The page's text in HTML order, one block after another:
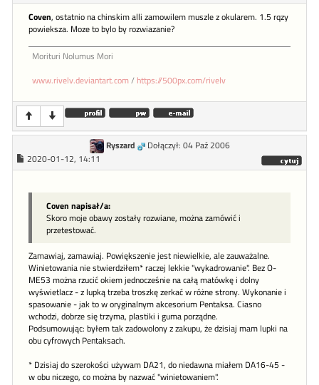
Coven, ostatnio na chinskim alli zamowilem muszle z okularem. 1.5 rqzy
powieksza. Moze to bylo by rozwiazanie?
Morituri Nolumus Mori
www.rivelv.deviantart.com/ https://500px.com/rivelv
Ryszard
Dołączył: 04 Paź 2006
2020-01-12, 14:11
Coven napisał/a:
Skoro moje obawy zostały rozwiane, można zamówić i
przetestować.
Zamawiaj, zamawiaj. Powiększenie jest niewielkie, ale zauważalne.
Winietowania nie stwierdziłem* raczej lekkie "wykadrowanie". Bez O-
ME53 można rzucić okiem jednocześnie na całą matówkę i dolny
wyświetlacz - z lupką trzeba troszkę zerkać w różne strony. Wykonanie i
spasowanie - jak to w oryginalnym akcesorium Pentaksa. Ciasno
wchodzi, dobrze się trzyma, plastiki i guma porządne.
Podsumowując: byłem tak zadowolony z zakupu, że dzisiaj mam lupki na
obu cyfrowych Pentaksach.
* Dzisiaj do szerokości używam DA21, do niedawna miałem DA16-45 -
w obu niczego, co można by nazwać "winietowaniem".